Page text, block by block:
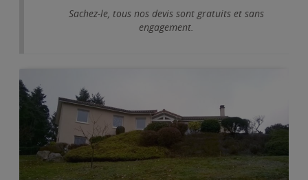
Sachez-le, tous nos devis sont gratuits et sans
engagement.